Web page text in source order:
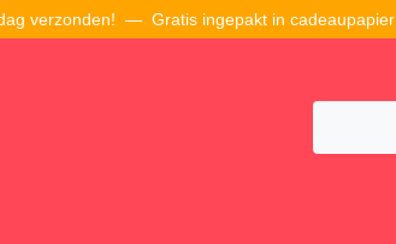
verzonden! — Gratis ingepakt in cadeaupapier